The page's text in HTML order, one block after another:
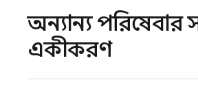
অন্যান্য পরিষেবার
একীকরণ